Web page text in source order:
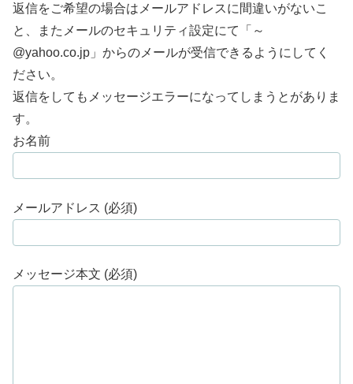
返信をご希望の場合はメールアドレスに間違いがないこ
と、またメールのセキュリティ設定にて「～
@yahoo.co.jp」からのメールが受信できるようにしてく
ださい。
返信をしてもメッセージエラーになってしまうとがありま
す。
お名前
メールアドレス (必須)
メッセージ本文 (必須)